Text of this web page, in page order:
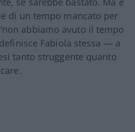
di un tempo mancato per
abbiamo avuto il tempo
Fabiola stessa — a
tanto struggente quanto